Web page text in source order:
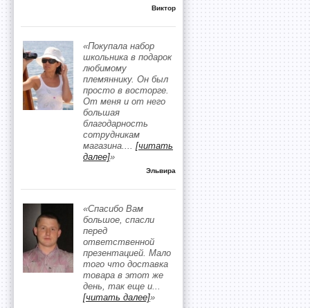
Виктор
«Покупала набор
школьника в подарок
любимому
племяннику. Он был
просто в восторге.
От меня и от него
большая
благодарность
сотрудникам
магазина.... [читать
далее]»
Эльвира
«Спасибо Вам
большое, спасли
перед
ответственной
презентацией. Мало
того что доставка
товара в этот же
день, так еще и...
[читать далее]»